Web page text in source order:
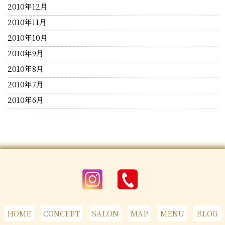
2010年12月
2010年11月
2010年10月
2010年9月
2010年8月
2010年7月
2010年6月
HOME CONCEPT SALON MAP MENU BLOG